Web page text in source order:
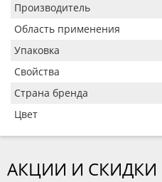
Производитель
Область применения
Упаковка
Свойства
Страна бренда
Цвет
АКЦИИ И СКИДКИ